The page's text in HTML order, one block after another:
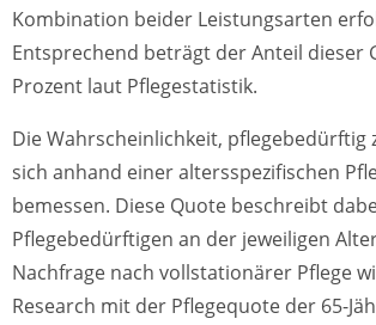
Kombination beider Leistungsarten
Entsprechend beträgt der Anteil dieser
Prozent laut Pflegestatistik.
Die Wahrscheinlichkeit, pflegebedürftig
sich anhand einer altersspezifischen
bemessen. Diese Quote beschreibt
Pflegebedürftigen an der jeweiligen
Nachfrage nach vollstationärer Pflege
Research mit der Pflegequote der 65-